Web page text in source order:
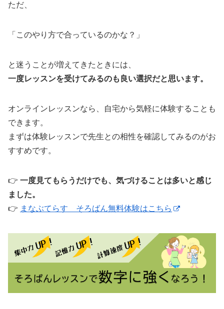
ただ、
「このやり方で合っているのかな？」
と迷うことが増えてきたときには、
一度レッスンを受けてみるのも良い選択だと思います。
オンラインレッスンなら、自宅から気軽に体験することも
できます。
まずは体験レッスンで先生との相性を確認してみるのがお
すすめです。
👉 一度見てもらうだけでも、気づけることは多いと感じ
ました。
👉 まなぶてらす そろばん無料体験はこちら